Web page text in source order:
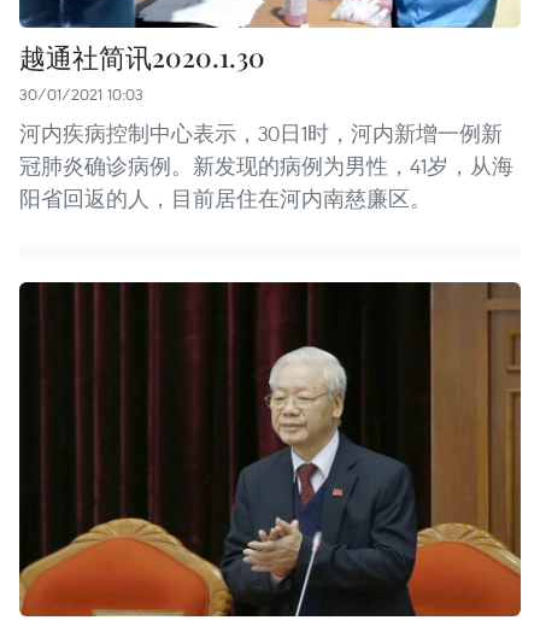
越通社简讯2020.1.30
30/01/2021 10:03
河内疾病控制中心表示，30日1时，河内新增一例新
冠肺炎确诊病例。新发现的病例为男性，41岁，从海
阳省回返的人，目前居住在河内南慈廉区。